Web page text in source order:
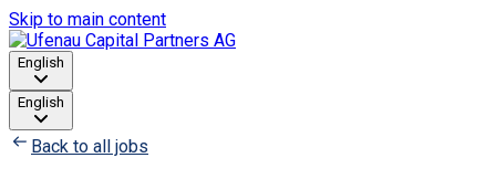
Skip to main content
English
English
Back to all jobs